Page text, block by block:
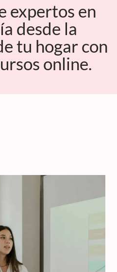
expertos en
desde la
tu hogar con
online.